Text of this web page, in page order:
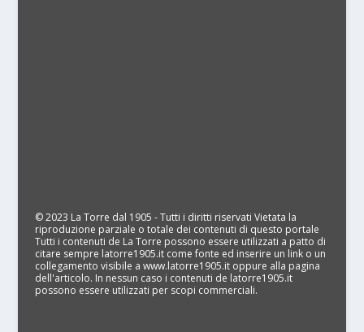
© 2023 La Torre dal 1905 - Tutti i diritti riservati Vietata la
riproduzione parziale o totale dei contenuti di questo portale
Tutti i contenuti de La Torre possono essere utilizzati a patto di
citare sempre latorre1905.it come fonte ed inserire un link o un
collegamento visibile a www.latorre1905.it oppure alla pagina
dell'articolo. In nessun caso i contenuti de latorre1905.it
possono essere utilizzati per scopi commerciali.